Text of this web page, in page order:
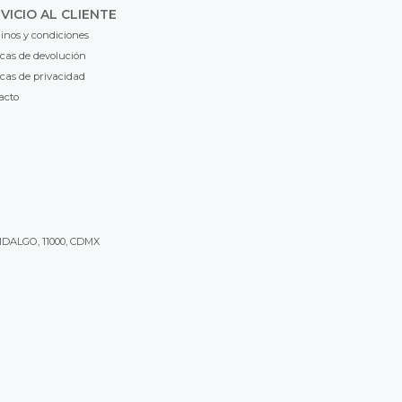
AL CLIENTE
y condiciones
de devolución
de privacidad
11000, CDMX